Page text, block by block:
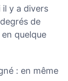
y a divers
de
quelque
: en même